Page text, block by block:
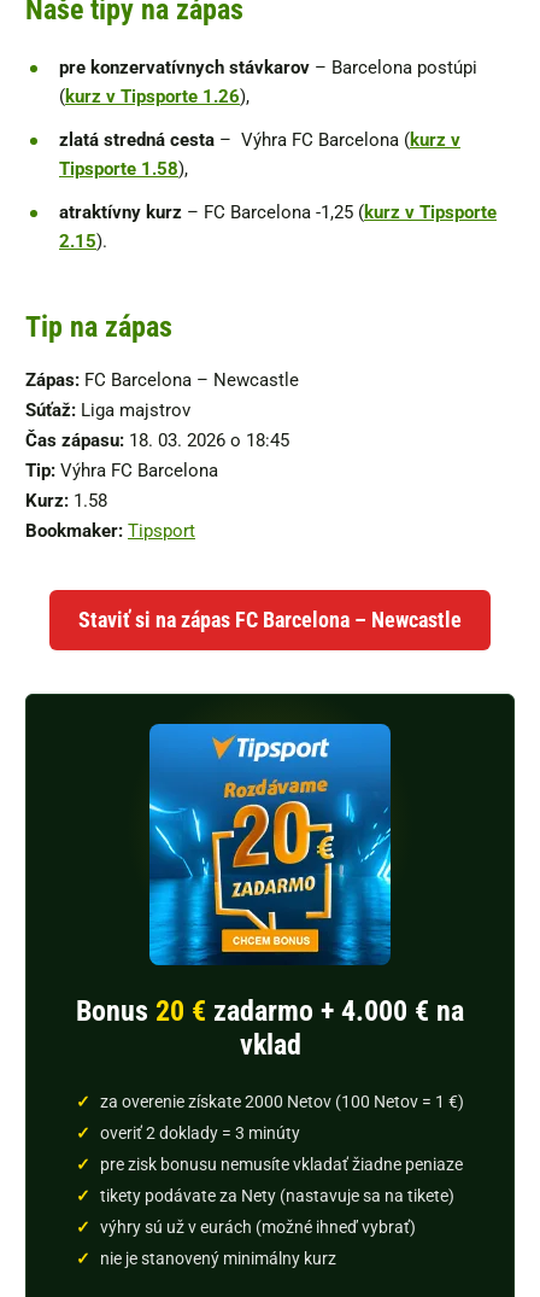
Naše tipy na zápas
pre konzervatívnych stávkarov – Barcelona postúpi
(kurz v Tipsporte 1.26),
zlatá stredná cesta – Výhra FC Barcelona (kurz v
Tipsporte 1.58),
atraktívny kurz – FC Barcelona -1,25 (kurz v Tipsporte
2.15).
Tip na zápas
Zápas: FC Barcelona – Newcastle
Súťaž: Liga majstrov
Čas zápasu: 18. 03. 2026 o 18:45
Tip: Výhra FC Barcelona
Kurz: 1.58
Bookmaker: Tipsport
Staviť si na zápas FC Barcelona – Newcastle
Bonus 20 € zadarmo + 4.000 € na
vklad
za overenie získate 2000 Netov (100 Netov = 1 €)
overiť 2 doklady = 3 minúty
pre zisk bonusu nemusíte vkladať žiadne peniaze
tikety podávate za Nety (nastavuje sa na tikete)
výhry sú už v eurách (možné ihneď vybrať)
nie je stanovený minimálny kurz